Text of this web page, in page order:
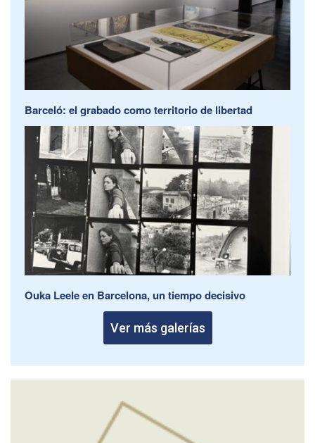
Barceló: el grabado como territorio de libertad
Ouka Leele en Barcelona, un tiempo decisivo
Ver más galerías